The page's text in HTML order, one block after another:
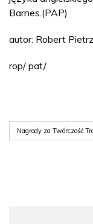
Barnes.(PAP)
autor: Robert
rop/ pat/
Nagrody za Twórczość